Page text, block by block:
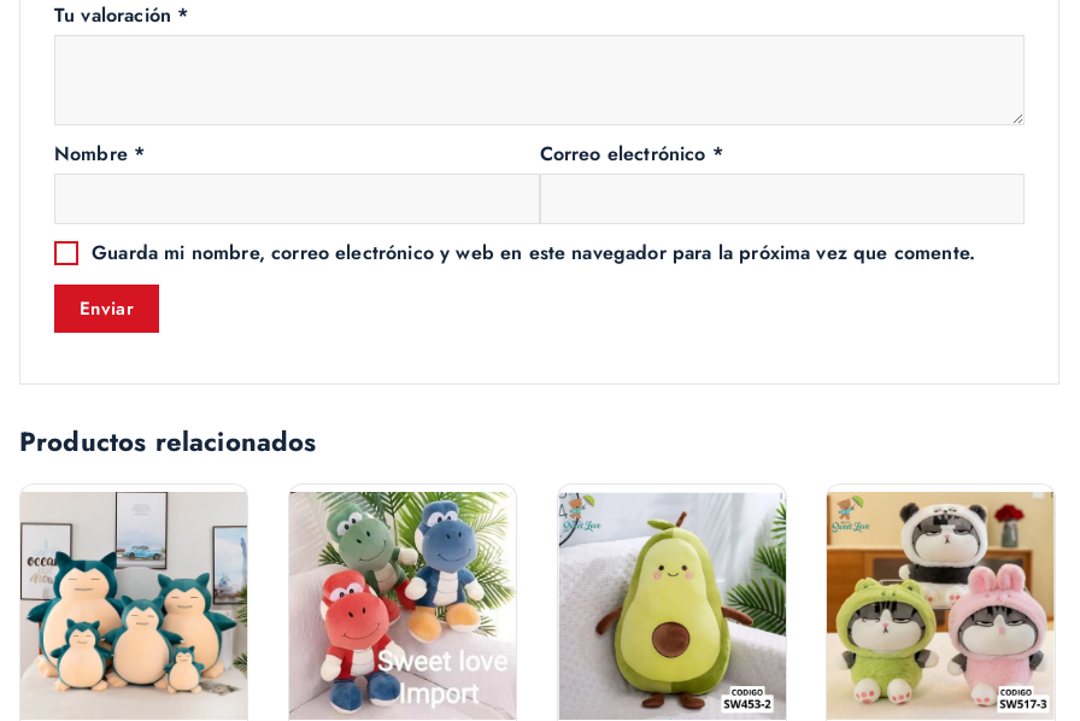
Tu valoración *
Nombre * Correo electrónico *
Guarda mi nombre, correo electrónico y web en este navegador para la próxima vez que comente.
Productos relacionados